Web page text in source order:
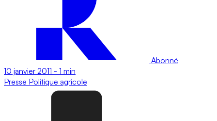
Abonné
10 janvier 2011 - 1 min
Presse Politique agricole